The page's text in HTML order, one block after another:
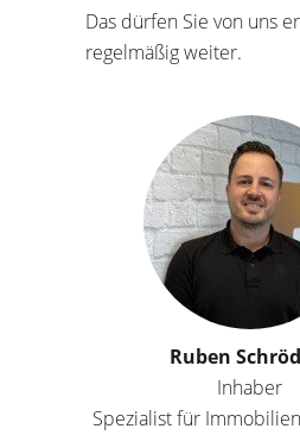
Das dürfen Sie von uns
regelmäßig weiter.
Ruben
Inhaber
Spezialist für